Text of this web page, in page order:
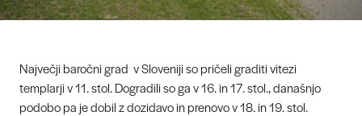
Največji baročni grad v Sloveniji so pričeli graditi vitezi
templarji v 11. stol. Dogradili so ga v 16. in 17. stol., današnjo
podobo pa je dobil z dozidavo in prenovo v 18. in 19. stol.